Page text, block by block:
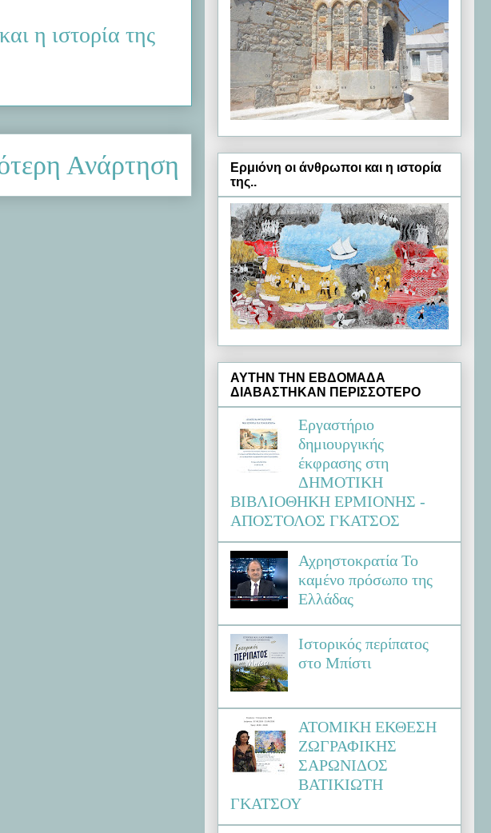
η ιστορία της
Ανάρτηση
Ερμιόνη oι άνθρωποι και η ιστορία
της..
ΑΥΤΗΝ ΤΗΝ ΕΒΔΟΜΑΔΑ
ΔΙΑΒΑΣΤΗΚΑΝ ΠΕΡΙΣΣΟΤΕΡΟ
Εργαστήριο
δημιουργικής
έκφρασης στη
ΔΗΜΟΤΙΚΗ
ΒΙΒΛΙΟΘΗΚΗ ΕΡΜΙΟΝΗΣ -
ΑΠΟΣΤΟΛΟΣ ΓΚΑΤΣΟΣ
Αχρηστοκρατία Το
καμένο πρόσωπο της
Ελλάδας
Ιστορικός περίπατος
στο Μπίστι
ΑΤΟΜΙΚΗ ΕΚΘΕΣΗ
ΖΩΓΡΑΦΙΚΗΣ
ΣΑΡΩΝΙΔΟΣ
ΒΑΤΙΚΙΩΤΗ
ΓΚΑΤΣΟΥ